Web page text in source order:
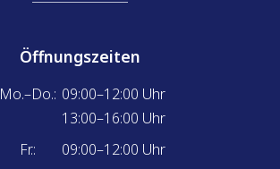
Öffnungszeiten
Mo.–Do.: 09:00–12:00 Uhr
13:00–16:00 Uhr
Fr.:
09:00–12:00 Uhr